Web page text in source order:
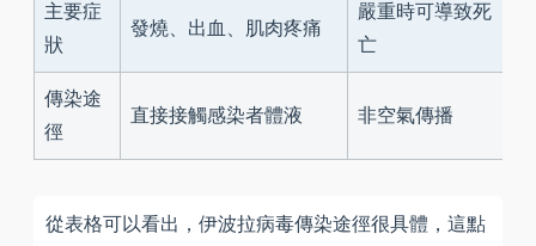
主要症
狀
發燒、出血、肌肉疼痛
嚴重時可導致死
亡
傳染途
徑
直接接觸感染者體液 非空氣傳播
從表格可以看出，伊波拉病毒傳染途徑很具體，這點